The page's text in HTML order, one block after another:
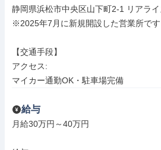
静岡県浜松市中央区山下町2-1 リアラ
※2025年7月に新規開設した営業所です
【交通手段】
アクセス:
マイカー通勤OK・駐車場完備
給与
月給30万円～40万円